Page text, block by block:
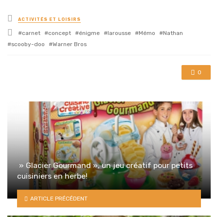
Posted
in
ACTIVITÉS ET LOISIRS
Tagged
with
carnet concept énigme larousse Mémo
Nathan
scooby-doo
Warner Bros
0
» Glacier Gourmand », un jeu créatif pour petits
cuisiniers en herbe!
ARTICLE PRÉCÉDENT